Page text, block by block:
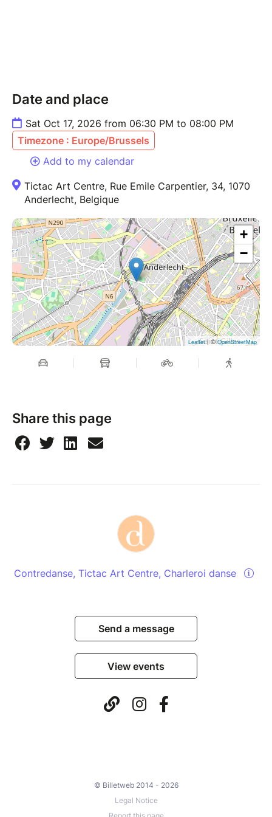
Date and place
Sat Oct 17, 2026 from 06:30 PM to 08:00 PM
Timezone : Europe/Brussels
Add to my calendar
Tictac Art Centre, Rue Emile Carpentier, 34, 1070
Anderlecht, Belgique
+
−
Leaflet| ©OpenStreetMap
Share this page
Contredanse, Tictac Art Centre, Charleroi danse
Send a message
View events
© Billetweb 2014 - 2026
Legal Notice